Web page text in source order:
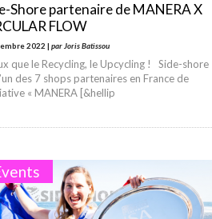
Shore partenaire de MANERA X
FLOW
2022 | par Joris Batissou
que le Recycling, le Upcycling ! Side-shore
des 7 shops partenaires en France de
« MANERA [&hellip